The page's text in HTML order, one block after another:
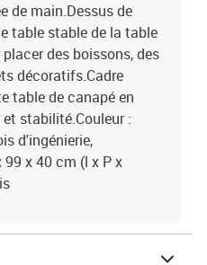
de main.Dessus de
table stable de la table
des boissons, des
décoratifs.Cadre
table de canapé en
stabilité.Couleur :
d'ingénierie,
x 40 cm (l x P x